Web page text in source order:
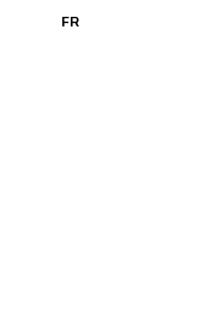
FR